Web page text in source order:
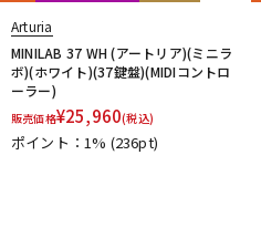
Arturia
MINILAB 37 WH (アートリア)(ミニラ
ボ)(ホワイト)(37鍵盤)(MIDIコントロ
ーラー)
販売価格¥25,960(税込)
ポイント：1% (236pt)